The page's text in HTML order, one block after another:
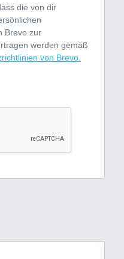
die von dir
Brevo zur
werden gemäß
von Brevo.